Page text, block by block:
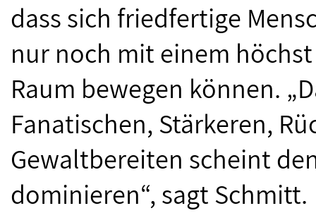
dass sich friedfertige
nur noch mit einem
Raum bewegen können.
Fanatischen, Stärkeren,
Gewaltbereiten scheint
dominieren“, sagt Schmitt.